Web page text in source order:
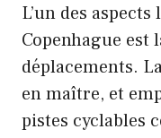
L’un des
Copenhague est
déplacements.
en maître, et
pistes cyclables